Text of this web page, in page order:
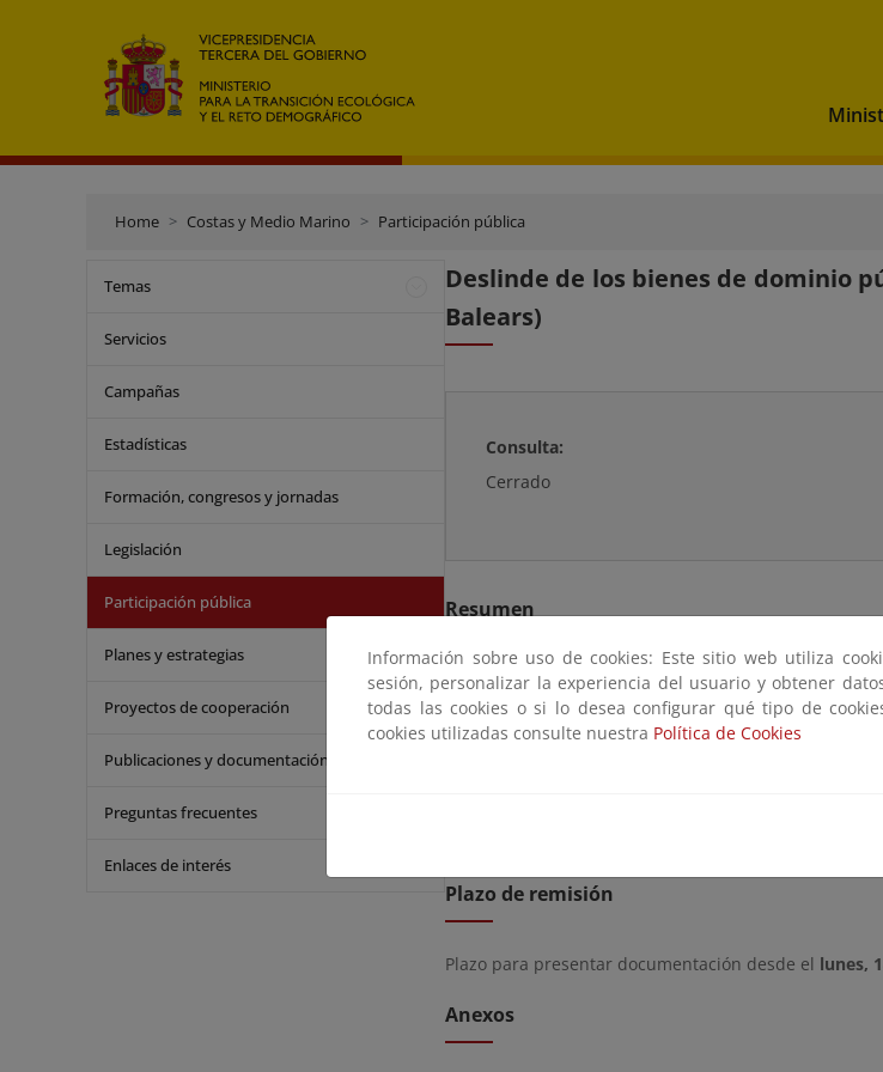
Home Costas y Medio Marino Participación pública
Temas
Servicios
Campañas
Estadísticas
Formación, congresos y jornadas
Legislación
Participación pública
Planes y estrategias
Proyectos de cooperación
Publicaciones y documentación
Preguntas frecuentes
Enlaces de interés
Deslinde de los bienes de dominio
Balears)
Consulta:
Cerrado
Resumen
De acuerdo con lo previsto en el Art. 21.2 a) del
expediente de deslinde de los bienes de dominio
sesenta y seis (39.566) metros de longitud, todo el
mes, cualquier interesado pueda comparecer en el
Plazo de remisión
Plazo para presentar documentación desde el lunes,
Anexos
Información sobre uso de cookies: Este sitio web utiliza
sesión, personalizar la experiencia del usuario y obtener
todas las cookies o si lo desea configurar qué tipo de
cookies utilizadas consulte nuestra Política de Cookies